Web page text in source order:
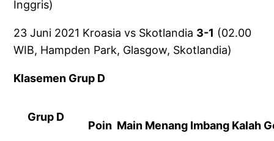
Inggris)
23 Juni 2021 Kroasia vs Skotlandia 3-1 (02.00
WIB, Hampden Park, Glasgow, Skotlandia)
Klasemen Grup D
Grup D
Poin Main Menang Imbang Kalah